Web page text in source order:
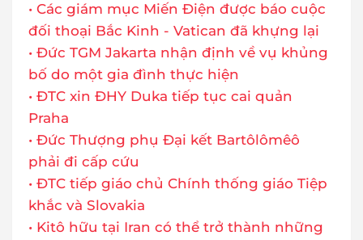
• Các giám mục Miến Điện được báo cuộc
đối thoại Bắc Kinh - Vatican đã khựng lại
• Đức TGM Jakarta nhận định về vụ khủng
bố do một gia đình thực hiện
• ĐTC xin ĐHY Duka tiếp tục cai quản
Praha
• Đức Thượng phụ Đại kết Bartôlômêô
phải đi cấp cứu
• ĐTC tiếp giáo chủ Chính thống giáo Tiệp
khắc và Slovakia
• Kitô hữu tại Iran có thể trở thành những